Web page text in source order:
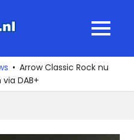
MENU
Arrow Classic Rock nu
DAB+